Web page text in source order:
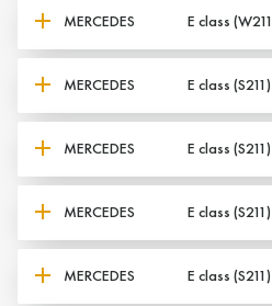
MERCEDES E class
MERCEDES E class
MERCEDES E class
MERCEDES E class
MERCEDES E class